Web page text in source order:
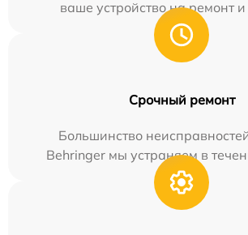
ваше устройство на ремонт
Срочный ремонт
Большинство
Behringer мы устраняем в